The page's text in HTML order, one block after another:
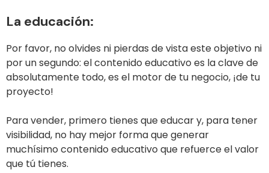
La educación:
Por favor, no olvides ni pierdas de vista este objetivo ni
por un segundo: el contenido educativo es la clave de
absolutamente todo, es el motor de tu negocio, ¡de tu
proyecto!
Para vender, primero tienes que educar y, para tener
visibilidad, no hay mejor forma que generar
muchísimo contenido educativo que refuerce el valor
que tú tienes.